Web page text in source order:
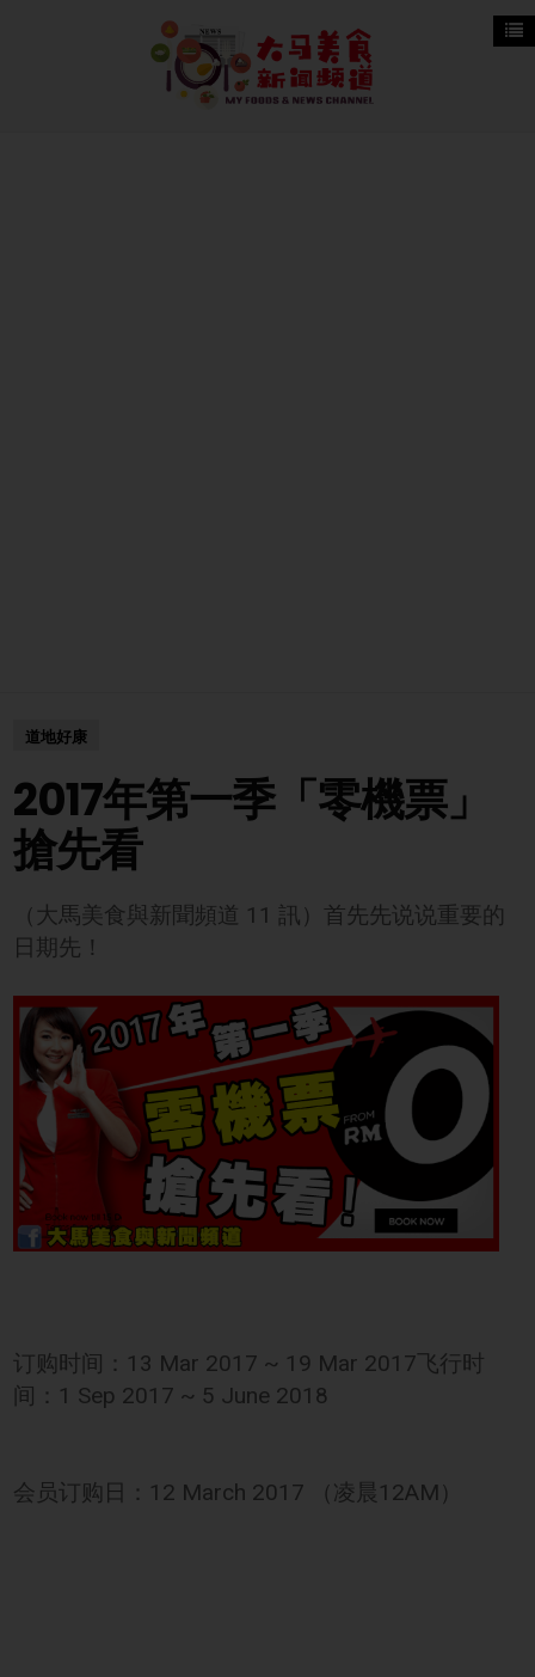
道地好康
2017年第一季「零機票」
搶先看
（大馬美食與新聞頻道 11 訊）首先先说说重要的
日期先！
订购时间：13 Mar 2017 ~ 19 Mar 2017飞行时
间：1 Sep 2017 ~ 5 June 2018
会员订购日：12 March 2017 （凌晨12AM）